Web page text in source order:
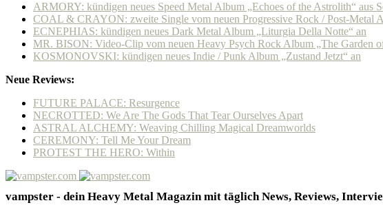
ARMORY: kündigen neues Speed Metal Album „Echoes of the Astrolith“ aus
COAL & CRAYON: zweite Single vom neuen Progressive Rock / Post-Metal
ECNEPHIAS: kündigen neues Dark Metal Album „Liturgia Della Notte“ an
MR. BISON: Video-Clip vom neuen Heavy Psych Rock Album „The Garden
KOSMONOVSKI: kündigen neues Indie / Punk Album „Zustand Jetzt“ an
Neue Reviews:
FUTURE PALACE: Resurgence
NECROTTED: We Are The Gods That Tear Ourselves Apart
ASTRAL ALCHEMY: Weaving Chilling Magical Dreamworlds
CEREMONY: Tell Me Your Dream
PROTEST THE HERO: Within
vampster - dein Heavy Metal Magazin mit täglich News, Reviews,